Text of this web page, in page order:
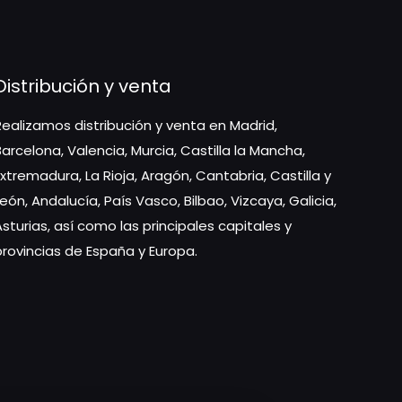
y venta
distribución y venta en Madrid,
Valencia, Murcia, Castilla la Mancha,
La Rioja, Aragón, Cantabria, Castilla y
Andalucía, País Vasco, Bilbao, Vizcaya, Galicia,
así como las principales capitales y
de España y Europa.